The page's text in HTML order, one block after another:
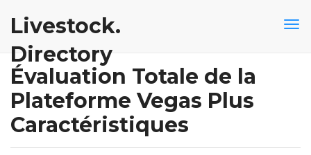
Livestock.
Directory
Évaluation Totale de la
Plateforme Vegas Plus
Caractéristiques